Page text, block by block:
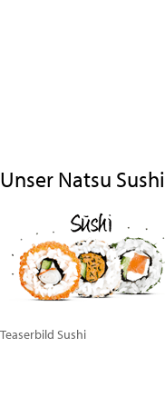
Unser Natsu Sushi
Teaserbild Sushi